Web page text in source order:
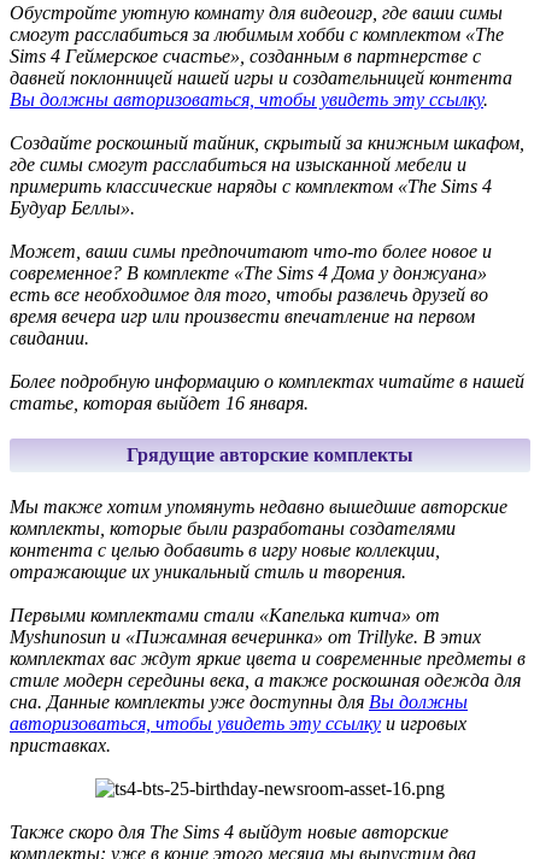
Обустройте уютную комнату для видеоигр, где ваши симы
смогут расслабиться за любимым хобби с комплектом «The
Sims 4 Геймерское счастье», созданным в партнерстве с
давней поклонницей нашей игры и создательницей контента
Вы должны авторизоваться, чтобы увидеть эту ссылку.
Создайте роскошный тайник, скрытый за книжным шкафом,
где симы смогут расслабиться на изысканной мебели и
примерить классические наряды с комплектом «The Sims 4
Будуар Беллы».
Может, ваши симы предпочитают что-то более новое и
современное? В комплекте «The Sims 4 Дома у донжуана»
есть все необходимое для того, чтобы развлечь друзей во
время вечера игр или произвести впечатление на первом
свидании.
Более подробную информацию о комплектах читайте в нашей
статье, которая выйдет 16 января.
Грядущие авторские комплекты
Мы также хотим упомянуть недавно вышедшие авторские
комплекты, которые были разработаны создателями
контента с целью добавить в игру новые коллекции,
отражающие их уникальный стиль и творения.
Первыми комплектами стали «Капелька китча» от
Myshunosun и «Пижамная вечеринка» от Trillyke. В этих
комплектах вас ждут яркие цвета и современные предметы в
стиле модерн середины века, а также роскошная одежда для
сна. Данные комплекты уже доступны для Вы должны
авторизоваться, чтобы увидеть эту ссылку и игровых
приставках.
Также скоро для The Sims 4 выйдут новые авторские
комплекты: уже в конце этого месяца мы выпустим два